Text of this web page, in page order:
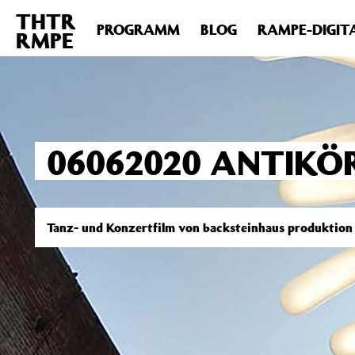
Deprecated : Die Funktion post_permalink ist seit Version
includes/functions.phpon line6031
THTR
RMPE PROGRAMM BLOG RAMPE-
06062020
Tanz- und Konzertfilm von backsteinhaus